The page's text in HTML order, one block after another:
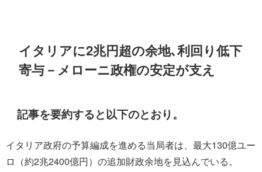
イタリアに2兆円超の余地､利回り低下
寄与－メローニ政権の安定が支え
記事を要約すると以下のとおり。
イタリア政府の予算編成を進める当局者は、最大130億ユー
ロ（約2兆2400億円）の追加財政余地を見込んでいる。